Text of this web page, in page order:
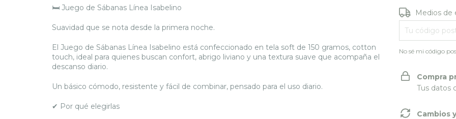
🛏️ Juego de Sábanas Línea Isabelino
Suavidad que se nota desde la primera noche.
El Juego de Sábanas Línea Isabelino está confeccionado en tela soft de 150 gramos, cotton
touch, ideal para quienes buscan confort, abrigo liviano y una textura suave que acompaña el
descanso diario.
Un básico cómodo, resistente y fácil de combinar, pensado para el uso diario.
✔ Por qué elegirlas
Entregas para
Medios de
No sé mi código
Compra
Tus datos
Cambios